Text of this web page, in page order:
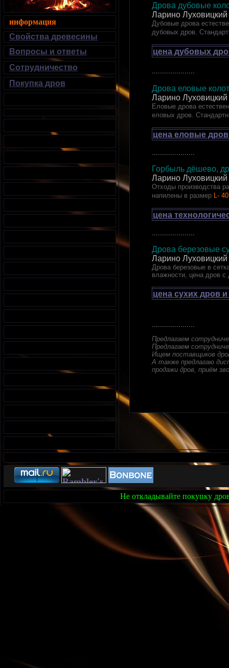
Дрова дубовые
Ларино
Дубовые дрова
дубовых дров.
цена дубовых
Дрова еловые
Ларино
Еловые дрова
еловых дров.
цена еловые
.....................
Горбыль дёшево,
Ларино
Отходы производства
напилены в размер L-
цена
.....................
Дрова березовые
Ларино
Дрова березовые в
влажности, цена дров с
цена сухих дров
.....................
Предлагаем
Предлагаем
Ищем поставщиков
А также предлагаю
продажи дров, приём
информация
Свойства древесины
Вопросы и ответы
Сотрудничество
Покупка дров
Не откладывайте покупку